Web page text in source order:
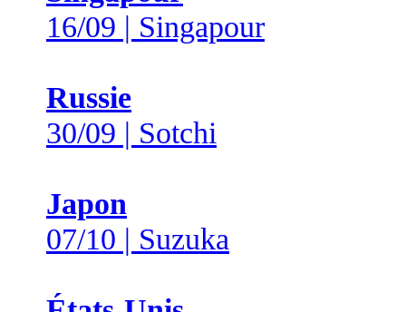
16/09 | Singapour
Russie
30/09 | Sotchi
Japon
07/10 | Suzuka